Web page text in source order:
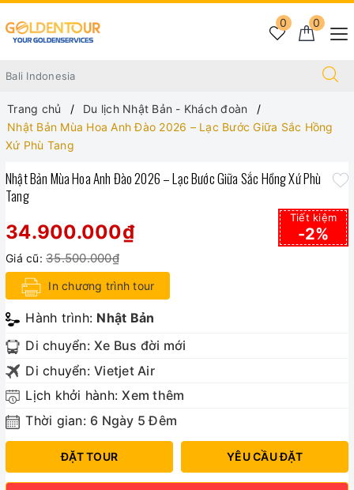
0
0
Trang chủ
Du lịch Nhật Bản - Khách đoàn
Nhật Bản Mùa Hoa Anh Đào 2026 – Lạc Bước Giữa Sắc Hồng
Xứ Phù Tang
Nhật Bản Mùa Hoa Anh Đào 2026 – Lạc Bước Giữa Sắc Hồng Xứ Phù
Tang
34.900.000₫
Giá cũ: 35.500.000₫
Tiết kiệm
-2%
In chương trình tour
Hành trình: Nhật Bản
Di chuyển: Xe Bus đời mới
Di chuyển: Vietjet Air
Lịch khởi hành:Xem thêm
Thời gian: 6 Ngày 5 Đêm
ĐẶT TOUR YÊU CẦU ĐẶT